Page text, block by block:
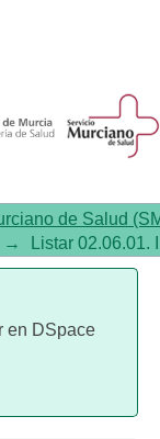
y
de Salud
→ Listar 02.06.01.
en DSpace